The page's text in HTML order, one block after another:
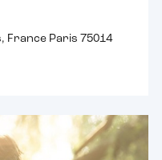
France Paris 75014